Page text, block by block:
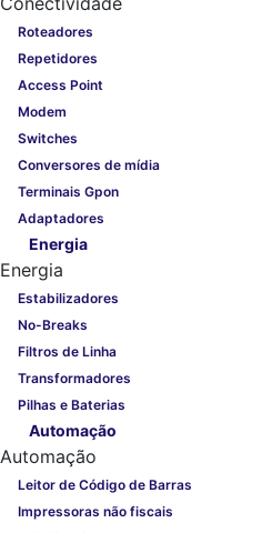
Roteadores
Repetidores
Access Point
Modem
Switches
Conversores de mídia
Terminais Gpon
Adaptadores
Energia
Energia
Estabilizadores
No-Breaks
Filtros de Linha
Transformadores
Pilhas e Baterias
Automação
Automação
Leitor de Código de Barras
Impressoras não fiscais